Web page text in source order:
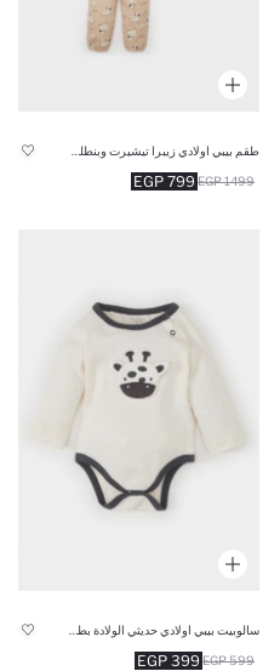
799 EGP 1499 EGP
399 EGP 599 EGP